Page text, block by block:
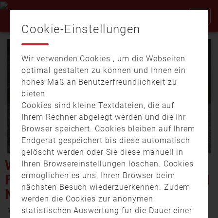
Video
WELTENBURG: GROSSE F
EUERWEHR-ÜBUNG FÜR DEN N
ACHWUCHS
6. April 2025 16:19
Cookie-Einstellungen
Wir verwenden Cookies , um die Webseiten
optimal gestalten zu können und Ihnen ein
hohes Maß an Benutzerfreundlichkeit zu
bieten.
Cookies sind kleine Textdateien, die auf
Ihrem Rechner abgelegt werden und die Ihr
Browser speichert. Cookies bleiben auf Ihrem
Endgerät gespeichert bis diese automatisch
gelöscht werden oder Sie diese manuell in
Ihren Browsereinstellungen löschen. Cookies
ermöglichen es uns, Ihren Browser beim
nächsten Besuch wiederzuerkennen. Zudem
werden die Cookies zur anonymen
statistischen Auswertung für die Dauer einer